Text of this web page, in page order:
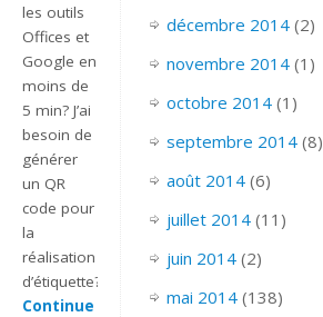
les outils
Offices et
Google en
moins de
5 min? J’ai
besoin de
générer
un QR
code pour
la
réalisation
d’étiquette?
Continue
décembre 2014(2)
novembre 2014(1)
octobre 2014(1)
septembre 2014(8)
août 2014(6)
juillet 2014(11)
juin 2014(2)
mai 2014(138)